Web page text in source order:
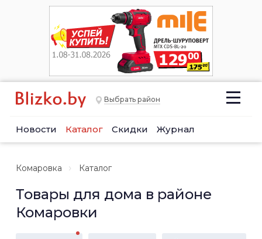
Выбрать район
Новости Каталог Скидки Журнал
Комаровка Каталог
Товары для дома в районе
Комаровки